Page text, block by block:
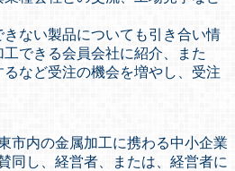
ない製品についても引き合い情
できる会員会社に紹介、また
など受注の機会を増やし、受注
内の金属加工に携わる中小企業
同し、経営者、または、経営者に